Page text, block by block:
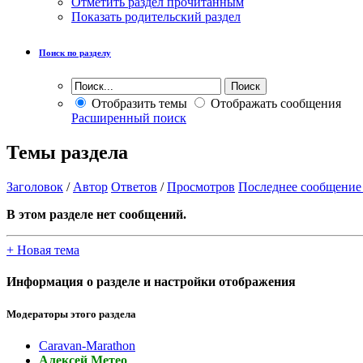
Показать родительский раздел
Поиск по разделу
Отобразить темы
Отображать сообщения
Расширенный поиск
Темы раздела
Заголовок / Автор Ответов /Просмотров Последнее сообщение
В этом разделе нет сообщений.
+ Новая тема
Информация о разделе и настройки отображения
Модераторы этого раздела
Caravan-Marathon
Алексей Метео